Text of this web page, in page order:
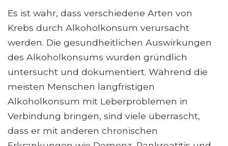
Es ist wahr, dass verschiedene Arten von
Krebs durch Alkoholkonsum verursacht
werden. Die gesundheitlichen Auswirkungen
des Alkoholkonsums wurden gründlich
untersucht und dokumentiert. Während die
meisten Menschen langfristigen
Alkoholkonsum mit Leberproblemen in
Verbindung bringen, sind viele überrascht,
dass er mit anderen chronischen